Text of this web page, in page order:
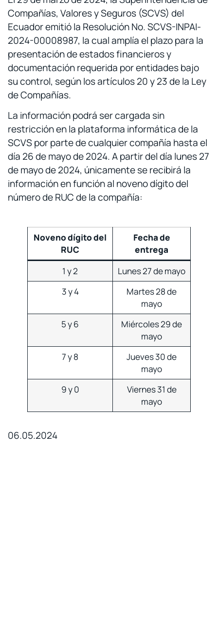
Compañías, Valores y Seguros (SCVS) del
Ecuador emitió la Resolución No. SCVS-INPAI-
2024-00008987, la cual amplía el plazo para la
presentación de estados financieros y
documentación requerida por entidades bajo
su control, según los artículos 20 y 23 de la Ley
de Compañías.
La información podrá ser cargada sin
restricción en la plataforma informática de la
SCVS por parte de cualquier compañía hasta el
día 26 de mayo de 2024. A partir del día lunes 27
de mayo de 2024, únicamente se recibirá la
información en función al noveno dígito del
número de RUC de la compañía:
Noveno dígito del
RUC
Fecha de
entrega
1 y 2
Lunes 27 de mayo
3 y 4
Martes 28 de
mayo
5 y 6
Miércoles 29 de
mayo
7 y 8
Jueves 30 de
mayo
9 y 0
Viernes 31 de
mayo
06.05.2024